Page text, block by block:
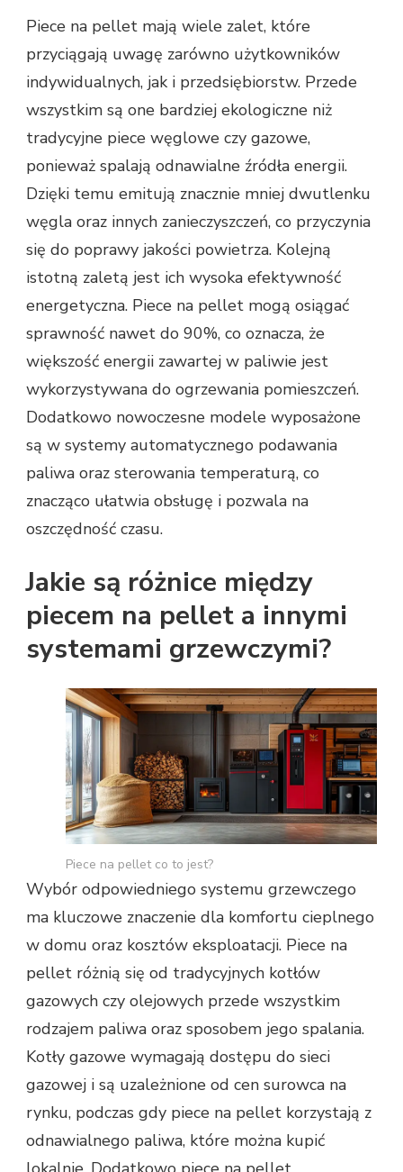
Piece na pellet mają wiele zalet, które
przyciągają uwagę zarówno użytkowników
indywidualnych, jak i przedsiębiorstw. Przede
wszystkim są one bardziej ekologiczne niż
tradycyjne piece węglowe czy gazowe,
ponieważ spalają odnawialne źródła energii.
Dzięki temu emitują znacznie mniej dwutlenku
węgla oraz innych zanieczyszczeń, co przyczynia
się do poprawy jakości powietrza. Kolejną
istotną zaletą jest ich wysoka efektywność
energetyczna. Piece na pellet mogą osiągać
sprawność nawet do 90%, co oznacza, że
większość energii zawartej w paliwie jest
wykorzystywana do ogrzewania pomieszczeń.
Dodatkowo nowoczesne modele wyposażone
są w systemy automatycznego podawania
paliwa oraz sterowania temperaturą, co
znacząco ułatwia obsługę i pozwala na
oszczędność czasu.
Jakie są różnice między
piecem na pellet a innymi
systemami grzewczymi?
Piece na pellet co to jest?
Wybór odpowiedniego systemu grzewczego
ma kluczowe znaczenie dla komfortu cieplnego
w domu oraz kosztów eksploatacji. Piece na
pellet różnią się od tradycyjnych kotłów
gazowych czy olejowych przede wszystkim
rodzajem paliwa oraz sposobem jego spalania.
Kotły gazowe wymagają dostępu do sieci
gazowej i są uzależnione od cen surowca na
rynku, podczas gdy piece na pellet korzystają z
odnawialnego paliwa, które można kupić